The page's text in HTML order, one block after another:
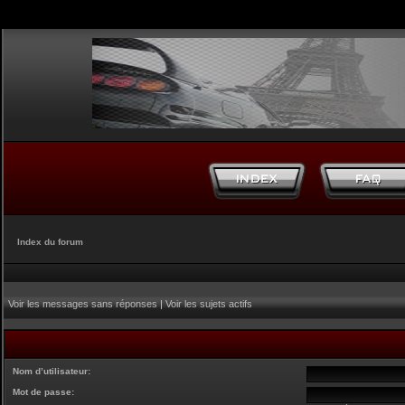
Index du forum
Voir les messages sans réponses|Voir les sujets actifs
Nom d’utilisateur:
Mot de passe: